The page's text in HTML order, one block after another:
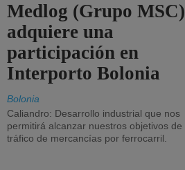
Medlog (Grupo MSC)
adquiere una
participación en
Interporto Bolonia
Bolonia
Caliandro: Desarrollo industrial que nos
permitirá alcanzar nuestros objetivos de
tráfico de mercancías por ferrocarril.